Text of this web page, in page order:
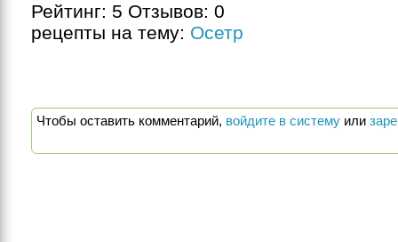
Рейтинг: 5 Отзывов: 0
рецепты на тему: Осетр
Чтобы оставить комментарий, войдите в систему или